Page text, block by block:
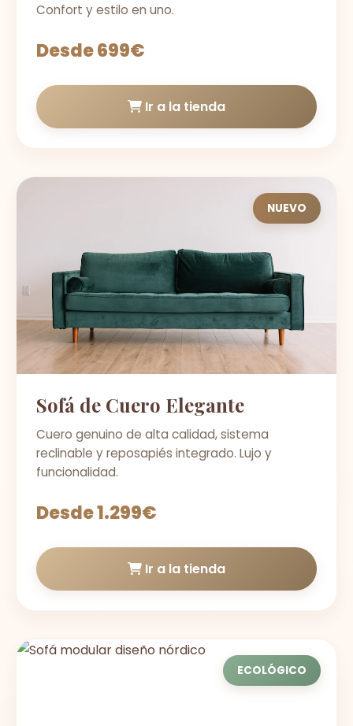
Confort y estilo en uno.
Desde 699€
Ir a la tienda
NUEVO
Sofá de Cuero Elegante
Cuero genuino de alta calidad, sistema
reclinable y reposapiés integrado. Lujo y
funcionalidad.
Desde 1.299€
Ir a la tienda
ECOLÓGICO